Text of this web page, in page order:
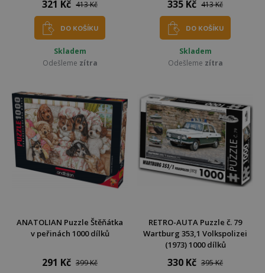
321 Kč 413 Kč
DO KOŠÍKU
Skladem
Odešleme zítra
335 Kč 413 Kč
DO KOŠÍKU
Skladem
Odešleme zítra
ANATOLIAN Puzzle Štěňátka
v peřinách 1000 dílků
291 Kč 399 Kč
RETRO-AUTA Puzzle č. 79
Wartburg 353,1 Volkspolizei
(1973) 1000 dílků
330 Kč 395 Kč